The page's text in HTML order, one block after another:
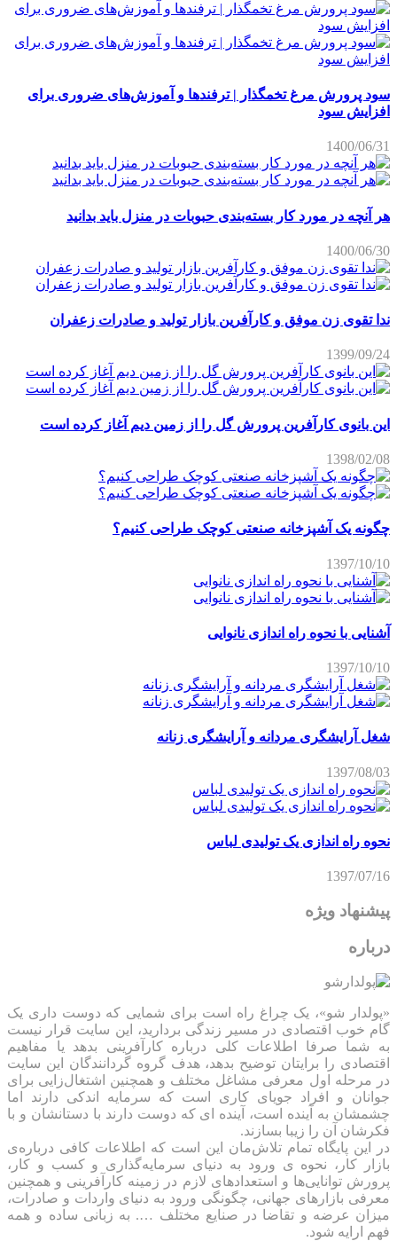
سود پرورش مرغ تخمگذار | ترفندها و آموزش‌های ضروری برای
افزایش سود
1400/06/31
هر آنچه در مورد کار بسته‌بندی حبوبات در منزل باید بدانید
1400/06/30
ندا تقوی زن موفق و کارآفرین بازار تولید و صادرات زعفران
1399/09/24
این بانوی کارآفرین پرورش گل را از زمین دیم آغاز کرده است
1398/02/08
چگونه یک آشپزخانه صنعتی کوچک طراحی کنیم؟
1397/10/10
آشنایی با نحوه راه اندازی نانوایی
1397/10/10
شغل آرایشگری مردانه و آرایشگری زنانه
1397/08/03
نحوه راه اندازی یک تولیدی لباس
1397/07/16
پیشنهاد ویژه
درباره
«پولدار شو»، یک چراغ راه است برای شمایی که دوست داری یک
گام خوب اقتصادی در مسیر زندگی بردارید، این سایت قرار نیست
به شما صرفا اطلاعات کلی درباره کارآفرینی بدهد یا مفاهیم
اقتصادی را برایتان توضیح بدهد، هدف گروه گردانندگان این سایت
در مرحله اول معرفی مشاغل مختلف و همچنین اشتغال‌زایی برای
جوانان و افراد جویای کاری است که سرمایه اندکی دارند اما
چشمشان به آینده است، آینده ای که دوست دارند با دستانشان و با
فکرشان آن را زیبا بسازند.
در این پایگاه تمام تلاش‌مان این است که ‌اطلاعات کافی درباره‌ی
بازار کار، نحوه ی ورود به دنیای سرمایه‌گذاری و کسب و کار،
پرورش توانایی‌ها و استعدادهای لازم در زمینه کارآفرینی و همچنین
معرفی بازارهای جهانی، چگونگی ورود به دنیای واردات و صادرات،
میزان عرضه و تقاضا در صنایع مختلف …. به زبانی ساده و همه
فهم ارایه شود.